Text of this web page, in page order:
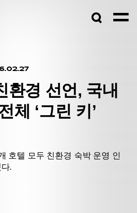
환경 선언, 국내
체 ‘그린 키’
호텔 모두 친환경 숙박 운영 인
.